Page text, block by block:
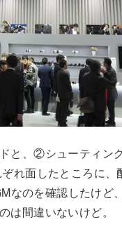
と、②シューティン
れ面したところに、
なのを確認したけど
は間違いないけど。